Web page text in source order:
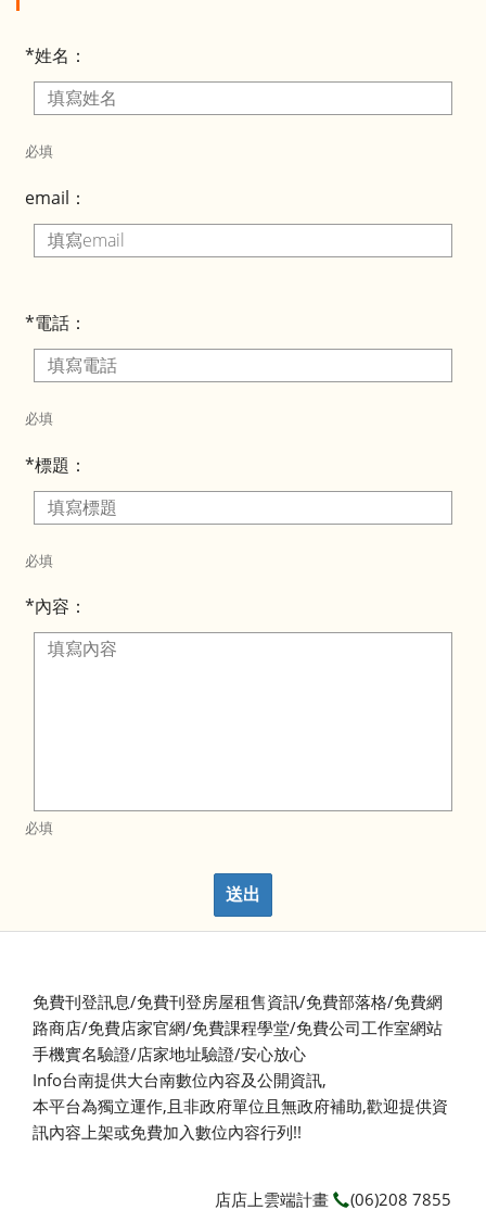
*姓名：
必填
email：
*電話：
必填
*標題：
必填
*內容：
必填
送出
免費刊登訊息/免費刊登房屋租售資訊/免費部落格/免費網
路商店/免費店家官網/免費課程學堂/免費公司工作室網站
手機實名驗證/店家地址驗證/安心放心
Info台南提供大台南數位內容及公開資訊,
本平台為獨立運作,且非政府單位且無政府補助,歡迎提供資
訊內容上架或免費加入數位內容行列!!
店店上雲端計畫 (06)208 7855